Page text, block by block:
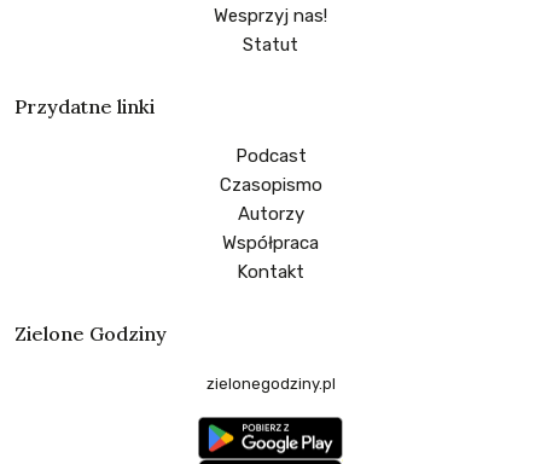
Wesprzyj nas!
Statut
Przydatne linki
Podcast
Czasopismo
Autorzy
Współpraca
Kontakt
Zielone Godziny
zielonegodziny.pl